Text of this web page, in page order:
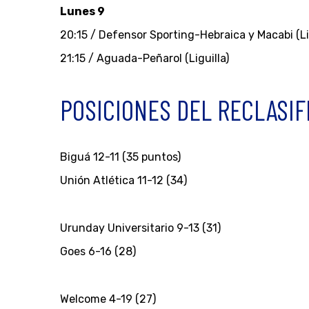
Lunes 9
20:15 / Defensor Sporting-Hebraica y Macabi
21:15 / Aguada-Peñarol (Liguilla)
POSICIONES DEL
Biguá 12-11 (35 puntos)
Unión Atlética 11-12 (34)
Urunday Universitario 9-13 (31)
Goes 6-16 (28)
Welcome 4-19 (27)